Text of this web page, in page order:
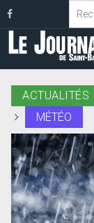
ACTUALITÉS
MÉTÉO